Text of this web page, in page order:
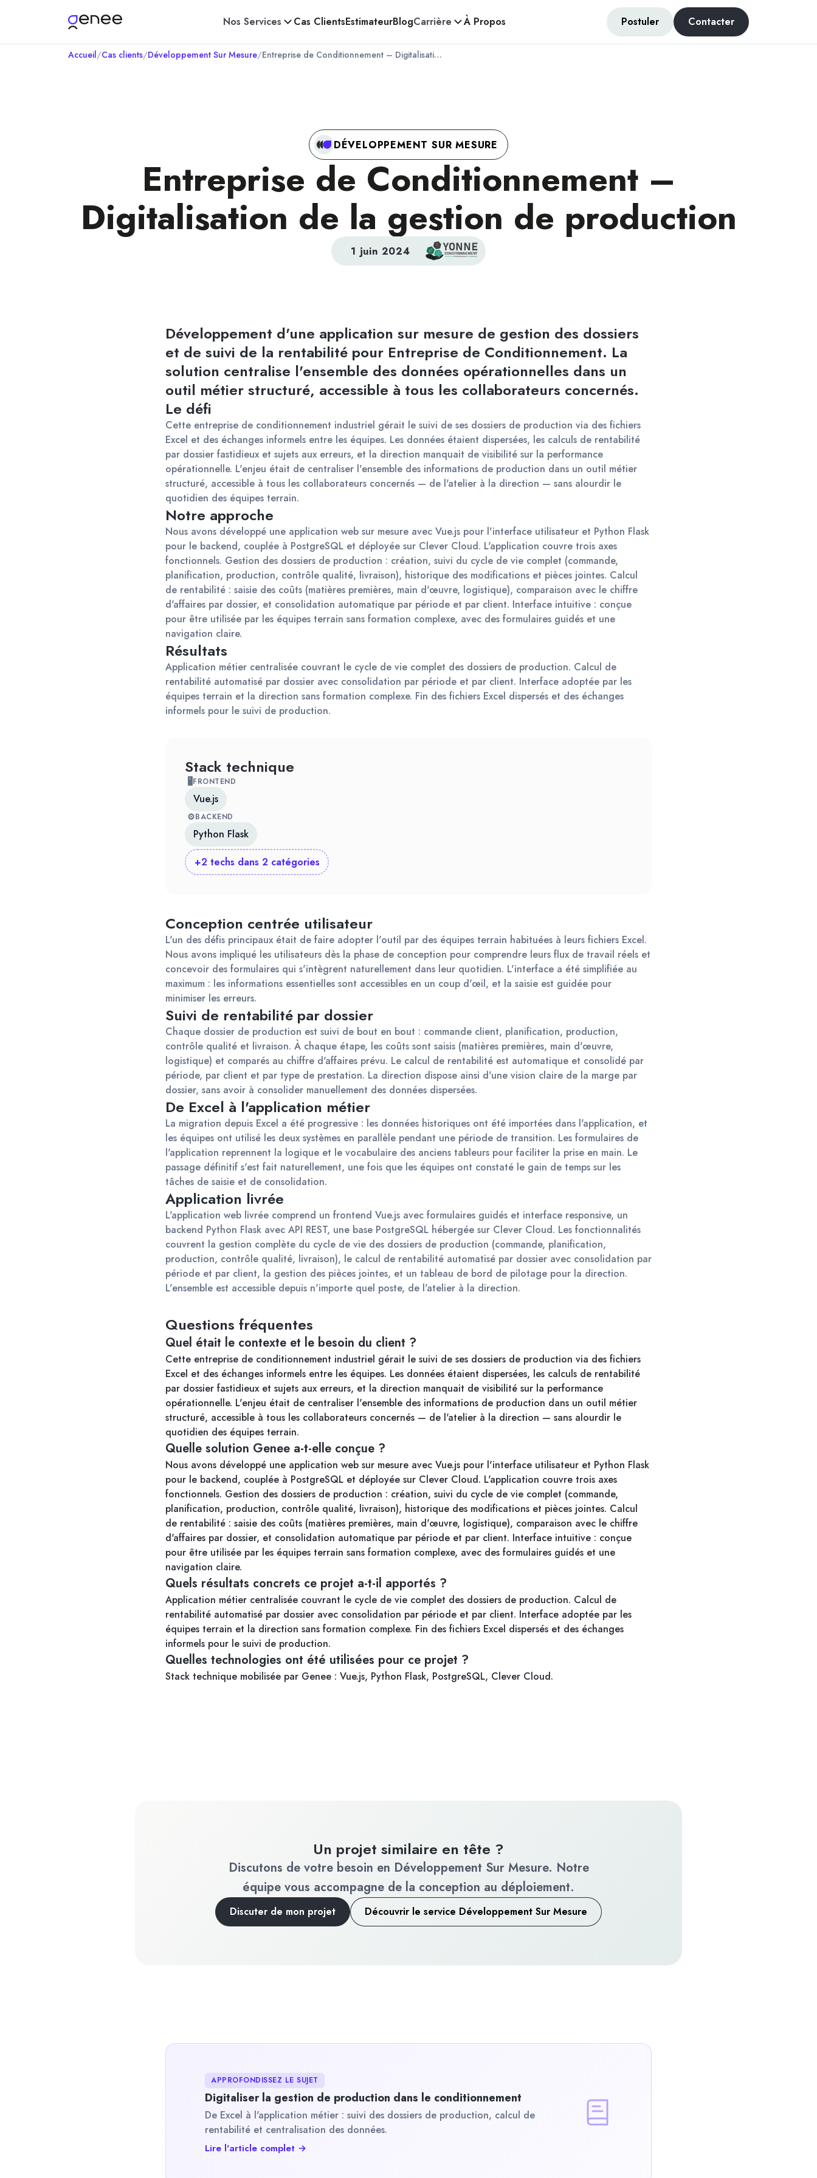
Nos Services Cas ClientsEstimateurBlogCarrière À Propos Postuler Contacter
Accueil/Cas clients/Développement Sur Mesure/ Entreprise de Conditionnement – Digitalisation de la gestion de production
DÉVELOPPEMENT SUR MESURE
Entreprise de Conditionnement –
Digitalisation de la gestion de production
1 juin 2024
Développement d'une application sur mesure de gestion des dossiers
et de suivi de la rentabilité pour Entreprise de Conditionnement. La
solution centralise l'ensemble des données opérationnelles dans un
outil métier structuré, accessible à tous les collaborateurs concernés.
Le défi
Cette entreprise de conditionnement industriel gérait le suivi de ses dossiers de production via des fichiers
Excel et des échanges informels entre les équipes. Les données étaient dispersées, les calculs de rentabilité
par dossier fastidieux et sujets aux erreurs, et la direction manquait de visibilité sur la performance
opérationnelle. L'enjeu était de centraliser l'ensemble des informations de production dans un outil métier
structuré, accessible à tous les collaborateurs concernés — de l'atelier à la direction — sans alourdir le
quotidien des équipes terrain.
Notre approche
Nous avons développé une application web sur mesure avec Vue.js pour l'interface utilisateur et Python Flask
pour le backend, couplée à PostgreSQL et déployée sur Clever Cloud. L'application couvre trois axes
fonctionnels. Gestion des dossiers de production : création, suivi du cycle de vie complet (commande,
planification, production, contrôle qualité, livraison), historique des modifications et pièces jointes. Calcul
de rentabilité : saisie des coûts (matières premières, main d'œuvre, logistique), comparaison avec le chiffre
d'affaires par dossier, et consolidation automatique par période et par client. Interface intuitive : conçue
pour être utilisée par les équipes terrain sans formation complexe, avec des formulaires guidés et une
navigation claire.
Résultats
Application métier centralisée couvrant le cycle de vie complet des dossiers de production. Calcul de
rentabilité automatisé par dossier avec consolidation par période et par client. Interface adoptée par les
équipes terrain et la direction sans formation complexe. Fin des fichiers Excel dispersés et des échanges
informels pour le suivi de production.
Stack technique
🖥 FRONTEND
Vue.js
⚙BACKEND
Python Flask
+2 techs dans 2 catégories
Conception centrée utilisateur
L'un des défis principaux était de faire adopter l'outil par des équipes terrain habituées à leurs fichiers Excel.
Nous avons impliqué les utilisateurs dès la phase de conception pour comprendre leurs flux de travail réels et
concevoir des formulaires qui s'intègrent naturellement dans leur quotidien. L'interface a été simplifiée au
maximum : les informations essentielles sont accessibles en un coup d'œil, et la saisie est guidée pour
minimiser les erreurs.
Suivi de rentabilité par dossier
Chaque dossier de production est suivi de bout en bout : commande client, planification, production,
contrôle qualité et livraison. À chaque étape, les coûts sont saisis (matières premières, main d'œuvre,
logistique) et comparés au chiffre d'affaires prévu. Le calcul de rentabilité est automatique et consolidé par
période, par client et par type de prestation. La direction dispose ainsi d'une vision claire de la marge par
dossier, sans avoir à consolider manuellement des données dispersées.
De Excel à l'application métier
La migration depuis Excel a été progressive : les données historiques ont été importées dans l'application, et
les équipes ont utilisé les deux systèmes en parallèle pendant une période de transition. Les formulaires de
l'application reprennent la logique et le vocabulaire des anciens tableurs pour faciliter la prise en main. Le
passage définitif s'est fait naturellement, une fois que les équipes ont constaté le gain de temps sur les
tâches de saisie et de consolidation.
Application livrée
L'application web livrée comprend un frontend Vue.js avec formulaires guidés et interface responsive, un
backend Python Flask avec API REST, une base PostgreSQL hébergée sur Clever Cloud. Les fonctionnalités
couvrent la gestion complète du cycle de vie des dossiers de production (commande, planification,
production, contrôle qualité, livraison), le calcul de rentabilité automatisé par dossier avec consolidation par
période et par client, la gestion des pièces jointes, et un tableau de bord de pilotage pour la direction.
L'ensemble est accessible depuis n'importe quel poste, de l'atelier à la direction.
Questions fréquentes
Quel était le contexte et le besoin du client ?
Cette entreprise de conditionnement industriel gérait le suivi de ses dossiers de production via des fichiers
Excel et des échanges informels entre les équipes. Les données étaient dispersées, les calculs de rentabilité
par dossier fastidieux et sujets aux erreurs, et la direction manquait de visibilité sur la performance
opérationnelle. L'enjeu était de centraliser l'ensemble des informations de production dans un outil métier
structuré, accessible à tous les collaborateurs concernés — de l'atelier à la direction — sans alourdir le
quotidien des équipes terrain.
Quelle solution Genee a-t-elle conçue ?
Nous avons développé une application web sur mesure avec Vue.js pour l'interface utilisateur et Python Flask
pour le backend, couplée à PostgreSQL et déployée sur Clever Cloud. L'application couvre trois axes
fonctionnels. Gestion des dossiers de production : création, suivi du cycle de vie complet (commande,
planification, production, contrôle qualité, livraison), historique des modifications et pièces jointes. Calcul
de rentabilité : saisie des coûts (matières premières, main d'œuvre, logistique), comparaison avec le chiffre
d'affaires par dossier, et consolidation automatique par période et par client. Interface intuitive : conçue
pour être utilisée par les équipes terrain sans formation complexe, avec des formulaires guidés et une
navigation claire.
Quels résultats concrets ce projet a-t-il apportés ?
Application métier centralisée couvrant le cycle de vie complet des dossiers de production. Calcul de
rentabilité automatisé par dossier avec consolidation par période et par client. Interface adoptée par les
équipes terrain et la direction sans formation complexe. Fin des fichiers Excel dispersés et des échanges
informels pour le suivi de production.
Quelles technologies ont été utilisées pour ce projet ?
Stack technique mobilisée par Genee : Vue.js, Python Flask, PostgreSQL, Clever Cloud.
Un projet similaire en tête ?
Discutons de votre besoin en Développement Sur Mesure. Notre
équipe vous accompagne de la conception au déploiement.
Discuter de mon projet Découvrir le service Développement Sur Mesure
APPROFONDISSEZ LE SUJET
Digitaliser la gestion de production dans le conditionnement
De Excel à l'application métier : suivi des dossiers de production, calcul de
rentabilité et centralisation des données.
Lire l'article complet →